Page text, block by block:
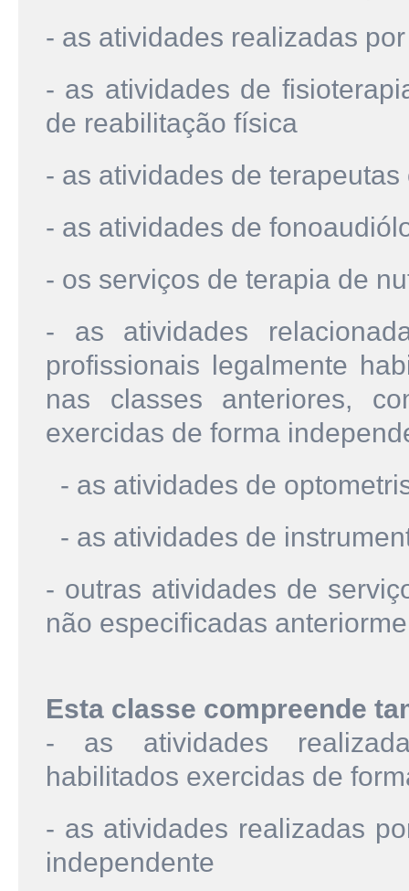
- as atividades realizadas
- as atividades de
de reabilitação física
- as atividades de
- as atividades de
- os serviços de terapia de
- as atividades
profissionais legalmente
nas classes anteriores,
exercidas de forma
- as atividades de
- as atividades de
- outras atividades de
não especificadas
Esta classe compreende
- as atividades
habilitados exercidas de
- as atividades realizadas
independente